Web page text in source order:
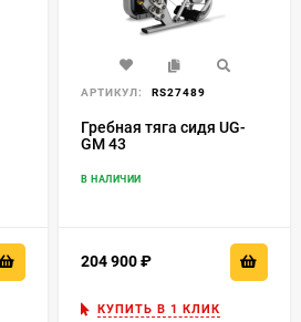
АРТИКУЛ: RS27489
Гребная тяга сидя UG-
GM 43
В НАЛИЧИИ
204 900
КУПИТЬ В 1 КЛИК